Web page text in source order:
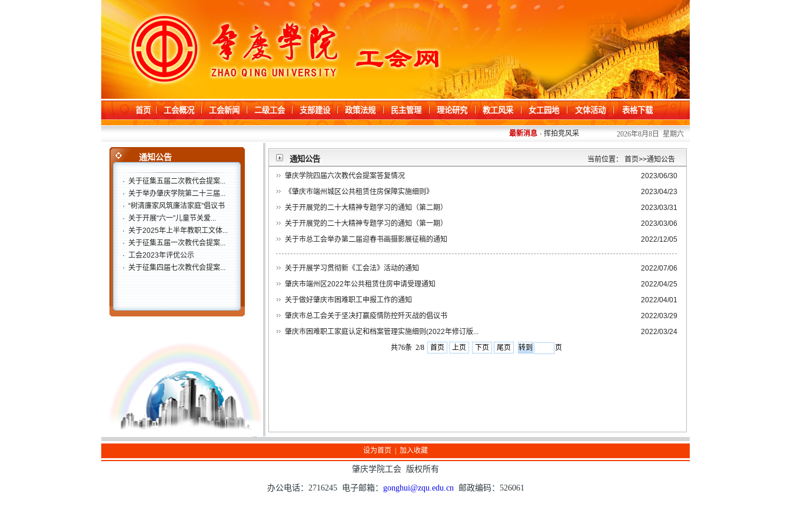
首页 工会概况 工会新闻 二级工会 支部建设 政策法规 民主管理 理论研究 教工风采 女工园地 文体活动 表格下载
最新消息 · 挥拍竞风采 羽聚肇院人 2026/07/13 ·掌握急救技能 护航师生健康
2026年8月8日 星期六
通知公告
· 关于征集五届二次教代会提案...
· 关于举办肇庆学院第二十三届...
· “树清廉家风筑廉洁家庭”倡议书
· 关于开展“六一”儿童节关爱...
· 关于2025年上半年教职工文体...
· 关于征集五届一次教代会提案...
· 工会2023年评优公示
· 关于征集四届七次教代会提案...
通知公告 当前位置： 首页>>通知公告
肇庆学院四届六次教代会提案答复情况
2023/06/30
《肇庆市端州城区公共租赁住房保障实施细则》
2023/04/23
关于开展党的二十大精神专题学习的通知（第二期）
2023/03/31
关于开展党的二十大精神专题学习的通知（第一期）
2023/03/06
关于市总工会举办第二届迎春书画摄影展征稿的通知
2022/12/05
关于开展学习贯彻新《工会法》活动的通知
2022/07/06
肇庆市端州区2022年公共租赁住房申请受理通知
2022/04/25
关于做好肇庆市困难职工申报工作的通知
2022/04/01
肇庆市总工会关于坚决打赢疫情防控歼灭战的倡议书
2022/03/29
肇庆市困难职工家庭认定和档案管理实施细则(2022年修订版...
2022/03/24
共76条 2/8
首页 上页 下页 尾页 页
设为首页 加入收藏
肇庆学院工会 版权所有
办公电话：2716245 电子邮箱： gonghui@zqu.edu.cn邮政编码：526061